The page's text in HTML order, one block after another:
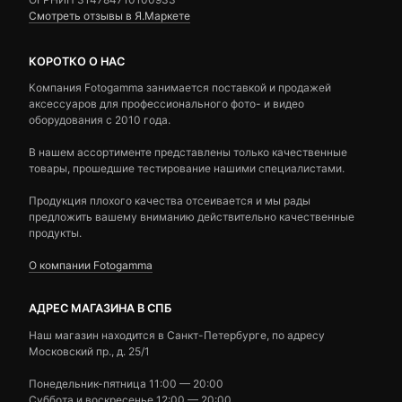
Смотреть отзывы в Я.Маркете
КОРОТКО О НАС
Компания Fotogamma занимается поставкой и продажей
аксессуаров для профессионального фото- и видео
оборудования с 2010 года.
В нашем ассортименте представлены только качественные
товары, прошедшие тестирование нашими специалистами.
Продукция плохого качества отсеивается и мы рады
предложить вашему вниманию действительно качественные
продукты.
О компании Fotogamma
АДРЕС МАГАЗИНА В СПБ
Наш магазин находится в Санкт-Петербурге, по адресу
Московский пр., д. 25/1
Понедельник-пятница 11:00 — 20:00